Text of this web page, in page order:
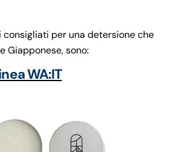
per una detersione che
Giapponese, sono:
WA:IT